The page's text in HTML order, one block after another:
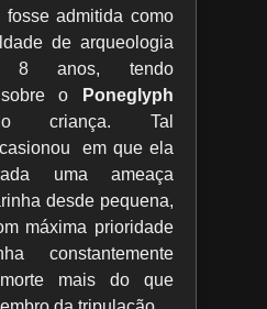
admitida como
de arqueologia
8 anos, tendo
sobre o
Poneglyph
criança. Tal
em que ela
uma ameaça
desde pequena,
máxima prioridade
constantemente
mais do que